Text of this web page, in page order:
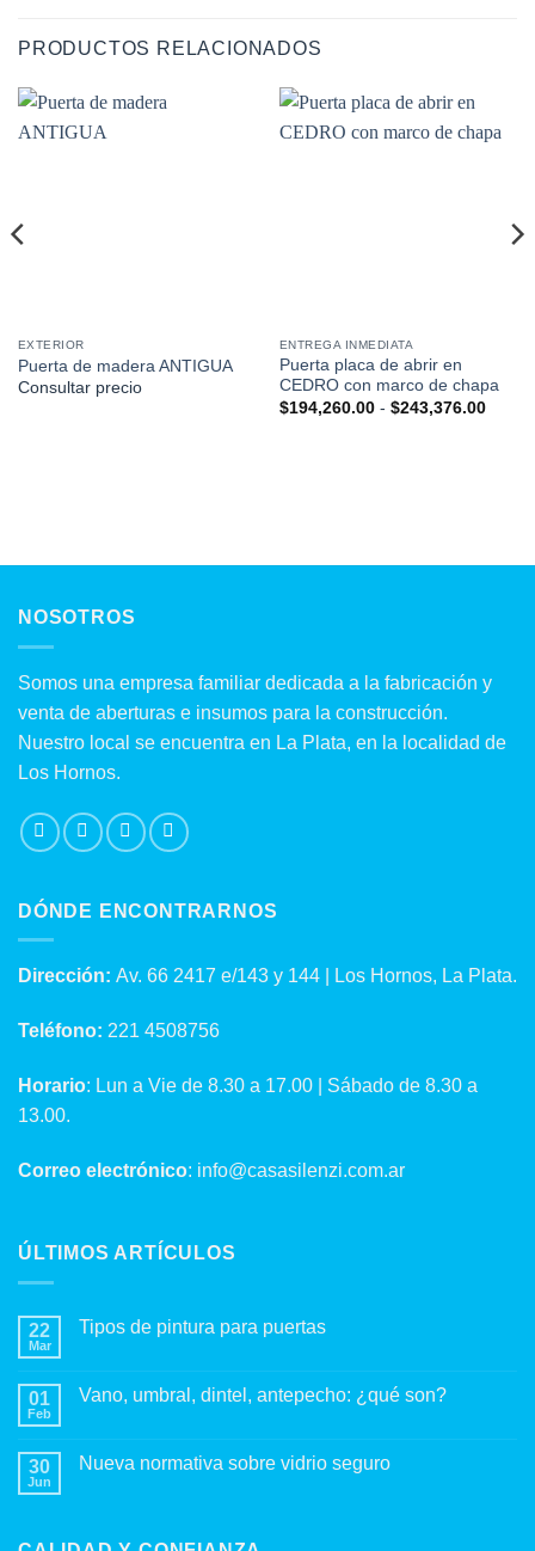
PRODUCTOS RELACIONADOS
EXTERIOR
Puerta de madera ANTIGUA
Consultar precio
ENTREGA INMEDIATA
Puerta placa de abrir en
CEDRO con marco de chapa
$194,260.00 - $243,376.00Rango
NOSOTROS
Somos una empresa familiar dedicada a la fabricación y
venta de aberturas e insumos para la construcción.
Nuestro local se encuentra en La Plata, en la localidad de
Los Hornos.
DÓNDE ENCONTRARNOS
Dirección: Av. 66 2417 e/143 y 144 | Los Hornos, La Plata.
Teléfono: 221 4508756
Horario: Lun a Vie de 8.30 a 17.00 | Sábado de 8.30 a
13.00.
Correo electrónico: info@casasilenzi.com.ar
ÚLTIMOS ARTÍCULOS
22
Mar
Tipos de pintura para puertas
en
para
puertas
01
Feb
Vano, umbral, dintel, antepecho: ¿qué son?
en
¿qué
30
Jun
Nueva normativa sobre vidrio seguro